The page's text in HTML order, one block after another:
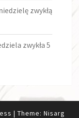
zwykłą
zwykła 5
| Theme: Nisarg